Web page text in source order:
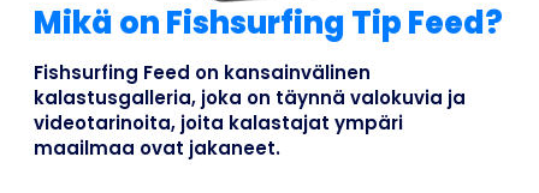
Mikä on Fishsurfing Tip Feed?
Fishsurfing Feed on kansainvälinen
kalastusgalleria, joka on täynnä valokuvia ja
videotarinoita, joita kalastajat ympäri
maailmaa ovat jakaneet.